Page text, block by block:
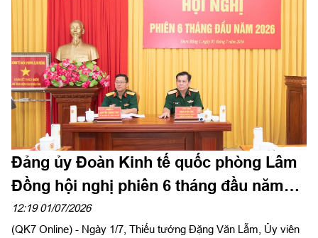
Đảng ủy Đoàn Kinh tế quốc phòng Lâm
Đồng hội nghị phiên 6 tháng đầu năm
2026
12:19 01/07/2026
(QK7 Online) - Ngày 1/7, Thiếu tướng Đặng Văn Lẫm, Ủy viên